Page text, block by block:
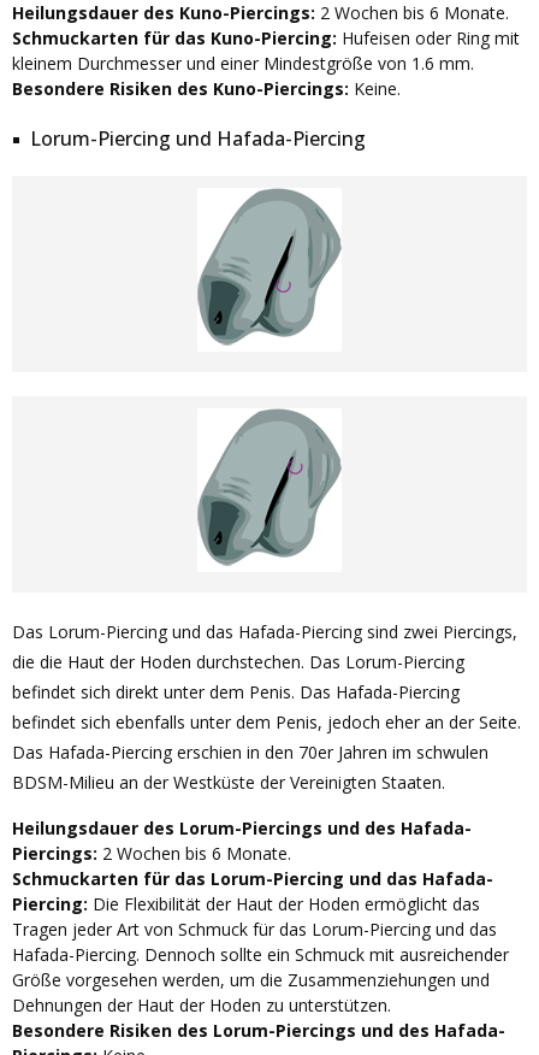
Heilungsdauer des Kuno-Piercings: 2 Wochen bis 6 Monate.
Schmuckarten für das Kuno-Piercing: Hufeisen oder Ring mit
kleinem Durchmesser und einer Mindestgröße von 1.6 mm.
Besondere Risiken des Kuno-Piercings: Keine.
Lorum-Piercing und Hafada-Piercing
Das Lorum-Piercing und das Hafada-Piercing sind zwei Piercings,
die die Haut der Hoden durchstechen. Das Lorum-Piercing
befindet sich direkt unter dem Penis. Das Hafada-Piercing
befindet sich ebenfalls unter dem Penis, jedoch eher an der Seite.
Das Hafada-Piercing erschien in den 70er Jahren im schwulen
BDSM-Milieu an der Westküste der Vereinigten Staaten.
Heilungsdauer des Lorum-Piercings und des Hafada-
Piercings: 2 Wochen bis 6 Monate.
Schmuckarten für das Lorum-Piercing und das Hafada-
Piercing: Die Flexibilität der Haut der Hoden ermöglicht das
Tragen jeder Art von Schmuck für das Lorum-Piercing und das
Hafada-Piercing. Dennoch sollte ein Schmuck mit ausreichender
Größe vorgesehen werden, um die Zusammenziehungen und
Dehnungen der Haut der Hoden zu unterstützen.
Besondere Risiken des Lorum-Piercings und des Hafada-